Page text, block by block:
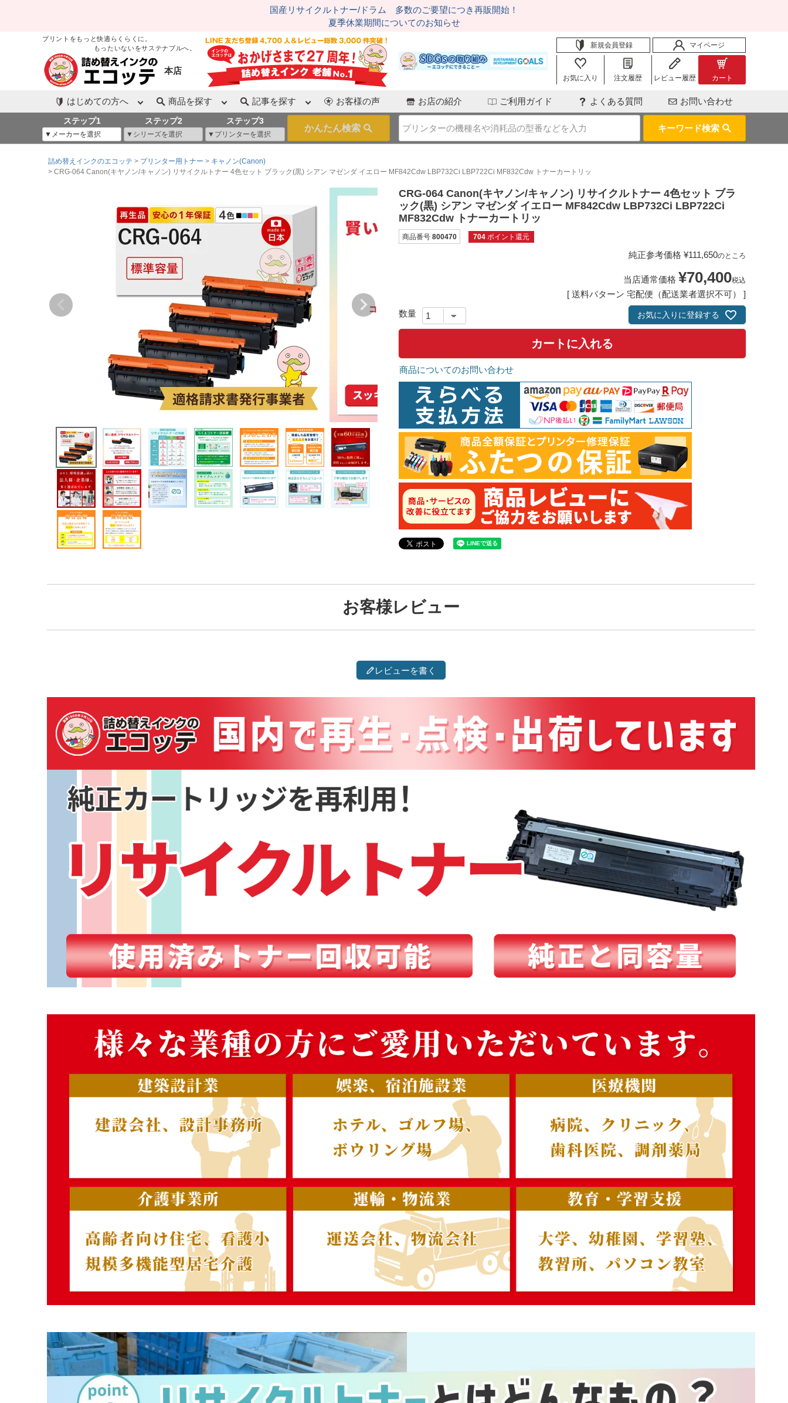
国産リサイクルトナー/ドラム 多数のご要望につき再販開始！
夏季休業期間についてのお知らせ
プリントをもっと快適らくらくに。
もったいないをサステナブルへ。
本店
新規会員登録 マイページ
お気に入り 注文履歴 レビュー履歴 カート
はじめての方へ 商品を探す 記事を探す お客様の声 お店の紹介 ご利用ガイド よくある質問 お問い合わせ
ステップ1 ステップ2 ステップ3
キーワード検索
詰め替えインクのエコッテ プリンター用トナー
キャノン(Canon)
CRG-064 Canon(キヤノン/キャノン) リサイクルトナー 4色セット ブラック(黒) シアン マゼンダ イエロー MF842Cdw LBP732Ci LBP722Ci MF832Cdw トナーカートリッ
CRG-064 Canon(キヤノン/キャノン) リサイクルトナー 4色セット ブラ
ック(黒) シアン マゼンダ イエロー MF842Cdw LBP732Ci LBP722Ci
MF832Cdw トナーカートリッ
商品番号 800470 704 ポイント還元
純正参考価格 ¥111,650のところ
当店通常価格 ¥70,400税込
送料パターン 宅配便（配送業者選択不可）
お気に入りに登録する
カートに入れる
商品についてのお問い合わせ
お客様レビュー
レビューを書く